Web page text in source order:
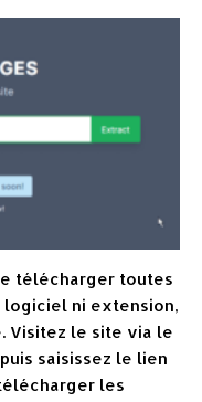
télécharger toutes
logiciel ni extension,
Visitez le site via le
saisissez le lien
les